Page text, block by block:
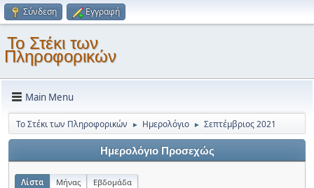
Σύνδεση Εγγραφή
Το Στέκι των
Πληροφορικών
Main Menu
Το Στέκι των Πληροφορικών ► Ημερολόγιο ► Σεπτέμβριος 2021
Ημερολόγιο Προσεχώς
Λίστα Μήνας Εβδομάδα